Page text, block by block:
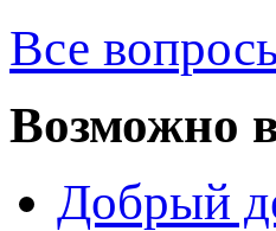
се
озможно
Добрый